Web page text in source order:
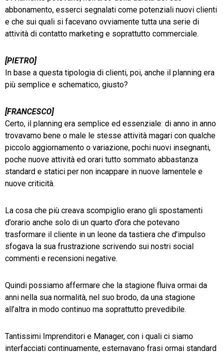
abbonamento, esserci segnalati come potenziali nuovi clienti
e che sui quali si facevano ovviamente tutta una serie di
attività di contatto marketing e soprattutto commerciale.
[PIETRO]
In base a questa tipologia di clienti, poi, anche il planning era
più semplice e schematico, giusto?
[FRANCESCO]
Certo, il planning era semplice ed essenziale: di anno in anno
trovavamo bene o male le stesse attività magari con qualche
piccolo aggiornamento o variazione, pochi nuovi insegnanti,
poche nuove attività ed orari tutto sommato abbastanza
standard e statici per non incappare in nuove lamentele e
nuove criticità.
La cosa che più creava scompiglio erano gli spostamenti
d’orario anche solo di un quarto d’ora che potevano
trasformare il cliente in un leone da tastiera che d’impulso
sfogava la sua frustrazione scrivendo sui nostri social
commenti e recensioni negative.
Quindi possiamo affermare che la stagione fluiva ormai da
anni nella sua normalità, nel suo brodo, da una stagione
all’altra in modo continuo ma soprattutto prevedibile.
Tantissimi Imprenditori e Manager, con i quali ci siamo
interfacciati continuamente, esternavano frasi ormai standard